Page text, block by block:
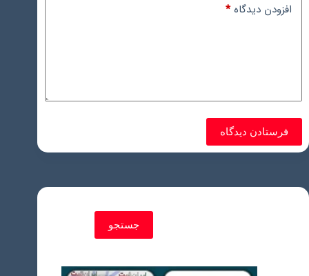
افزودن دیدگاه*
فرستادن دیدگاه
جستجو